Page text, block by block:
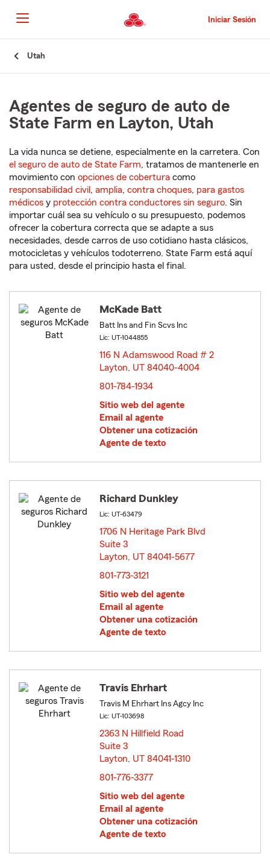
al
contenido
principal
Iniciar Sesión
Utah
Agentes de seguro de auto de
State Farm en Layton, Utah
La vida nunca se detiene, especialmente en la carretera. Con
el seguro de auto de State Farm, tratamos de mantenerle en
movimiento con opciones de cobertura como
responsabilidad civil , amplia, contra choques, para gastos
médicos y protección contra conductores sin seguro. Sin
importar cuál sea su vehículo o su presupuesto, podemos
ofrecer la cobertura correcta que se adapte a sus
necesidades, desde carros de uso cotidiano hasta clásicos,
motocicletas y vehículos todoterreno. State Farm está aquí
para usted, desde el principio hasta el final.
McKade Batt
Batt Ins and Fin Scvs Inc
Lic: UT-1044855
116 N Adamswood Road # 2
Layton, UT 84040-4004
801-784-1934
Sitio web del agente
Email al agente
Obtener una cotización
Agente de texto
Richard Dunkley
Lic: UT-63479
1706 N Heritage Park Blvd
Suite 3
Layton, UT 84041-5677
801-773-3121
Sitio web del agente
Email al agente
Obtener una cotización
Agente de texto
Travis Ehrhart
Travis M Ehrhart Ins Agcy Inc
Lic: UT-103698
2363 N Hillfield Road
Suite 3
Layton, UT 84041-1310
801-776-3377
Sitio web del agente
Email al agente
Obtener una cotización
Agente de texto